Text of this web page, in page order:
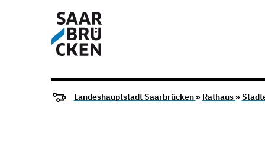
Landeshauptstadt Saarbrücken » Rathaus »